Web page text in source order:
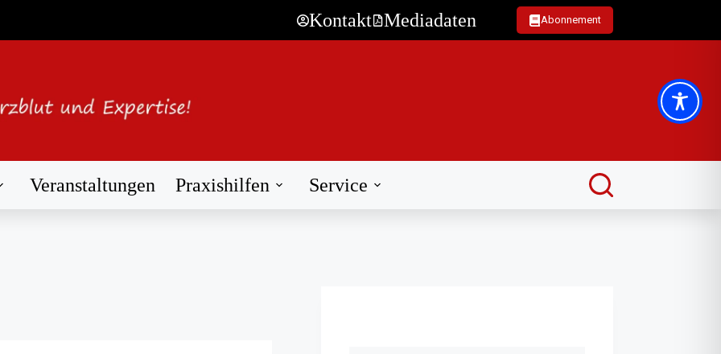
Kontakt Mediadaten Abonnement
Veranstaltungen Praxishilfen Service